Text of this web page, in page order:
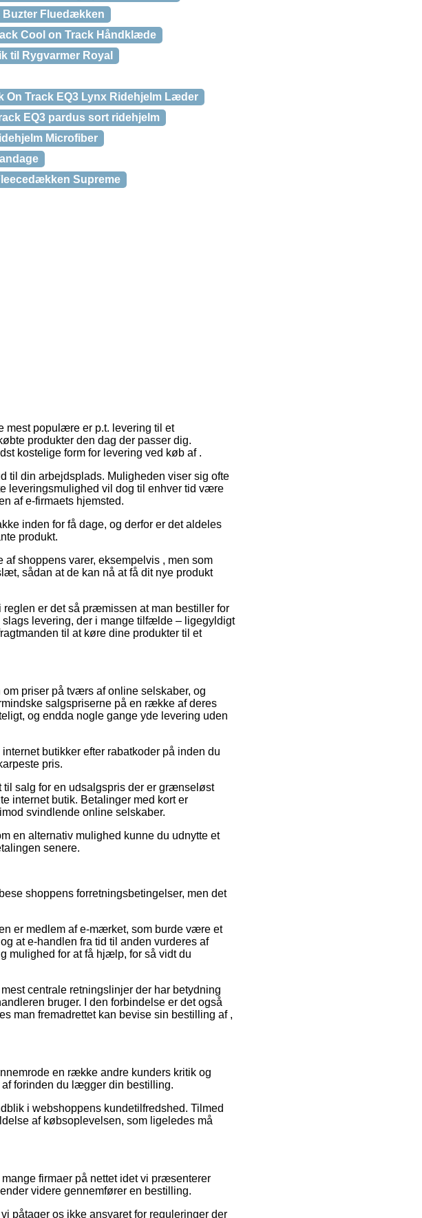
Buzter Fluedækken
Cool on Track Håndklæde
til Rygvarmer Royal
On Track EQ3 Lynx Ridehjelm Læder
EQ3 pardus sort ridehjelm
Microfiber
Supreme
mest populære er p.t. levering til et
produkter den dag der passer dig.
kostelige form for levering ved køb af .
til din arbejdsplads. Muligheden viser sig ofte
leveringsmulighed vil dog til enhver tid være
af e-firmaets hjemsted.
inden for få dage, og derfor er det aldeles
produkt.
shoppens varer, eksempelvis , men som
sådan at de kan nå at få dit nye produkt
reglen er det så præmissen at man bestiller for
levering, der i mange tilfælde – ligegyldigt
til at køre dine produkter til et
priser på tværs af online selskaber, og
salgspriserne på en række af deres
og endda nogle gange yde levering uden
butikker efter rabatkoder på inden du
pris.
til salg for en udsalgspris der er grænseløst
internet butik. Betalinger med kort er
svindlende online selskaber.
en alternativ mulighed kunne du udnytte et
senere.
shoppens forretningsbetingelser, men det
er medlem af e-mærket, som burde være et
at e-handlen fra tid til anden vurderes af
mulighed for at få hjælp, for så vidt du
centrale retningslinjer der har betydning
bruger. I den forbindelse er det også
man fremadrettet kan bevise sin bestilling af ,
en række andre kunders kritik og
forinden du lægger din bestilling.
i webshoppens kundetilfredshed. Tilmed
af købsoplevelsen, som ligeledes må
firmaer på nettet idet vi præsenterer
videre gennemfører en bestilling.
påtager os ikke ansvaret for reguleringer der